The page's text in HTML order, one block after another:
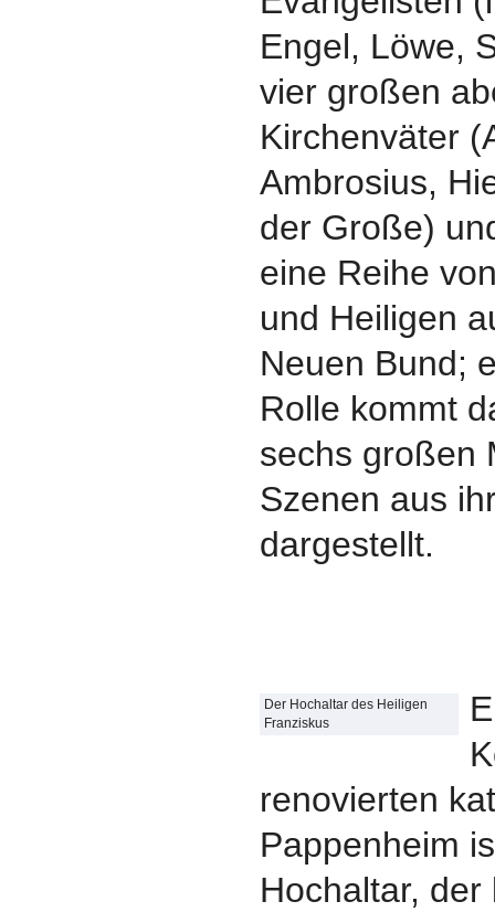
Engel, Löwe,
vier großen
Kirchenväter
Ambrosius,
der Große)
eine Reihe
und Heiligen
Neuen Bund;
Rolle kommt
sechs großen
Szenen aus
dargestellt.
Der Hochaltar des Heiligen
Franziskus
renovierten
Pappenheim
Hochaltar,